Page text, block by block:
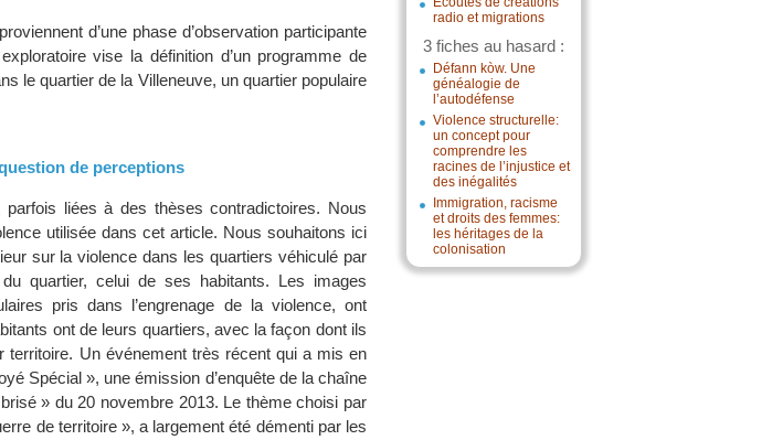
radio et migrations
3 fiches au hasard :
Défann kòw. Une
généalogie de
l’autodéfense
Violence structurelle:
un concept pour
comprendre les
racines de l’injustice et
des inégalités
Immigration, racisme
et droits des femmes:
les héritages de la
colonisation
d’une phase d’observation participante
vise la définition d’un programme de
le quartier de la Villeneuve, un quartier populaire
de perceptions
liées à des thèses contradictoires. Nous
utilisée dans cet article. Nous souhaitons ici
sur la violence dans les quartiers véhiculé par
quartier, celui de ses habitants. Les images
pris dans l’engrenage de la violence, ont
ont de leurs quartiers, avec la façon dont ils
territoire. Un événement très récent qui a mis en
Spécial », une émission d’enquête de la chaîne
» du 20 novembre 2013. Le thème choisi par
de territoire », a largement été démenti par les